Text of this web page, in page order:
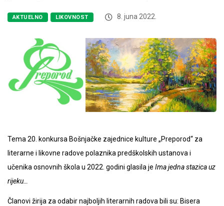
AKTUELNO LIKOVNOST 8. juna 2022.
Tema 20. konkursa Bošnjačke zajednice kulture „Preporod“ za
literarne i likovne radove polaznika predškolskih ustanova i
učenika osnovnih škola u 2022. godini glasila je Ima jedna stazica uz
rijeku…
Članovi žirija za odabir najboljih literarnih radova bili su: Bisera